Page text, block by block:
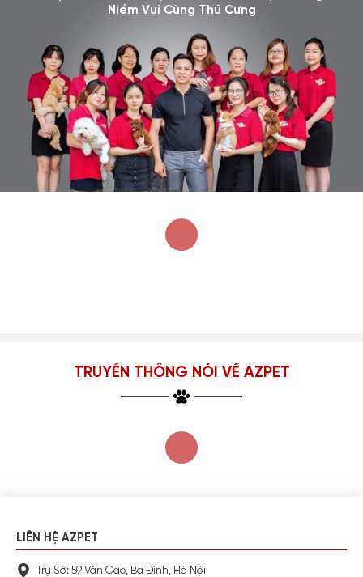
Niềm Vui Cùng Thú Cưng
TRUYỀN THÔNG NÓI VỀ AZPET
LIÊN HỆ AZPET
Trụ Sở: 59 Văn Cao, Ba Đình, Hà Nội